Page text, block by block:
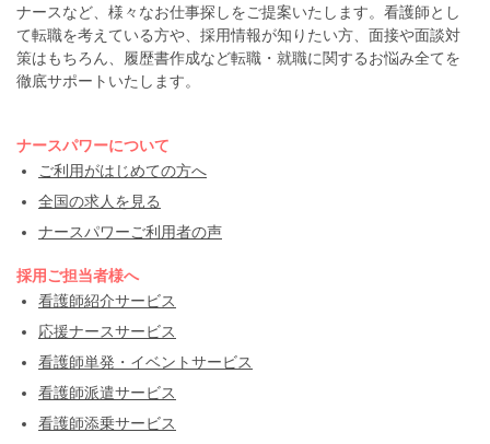
ナースなど、様々なお仕事探しをご提案いたします。看護師とし
て転職を考えている方や、採用情報が知りたい方、面接や面談対
策はもちろん、履歴書作成など転職・就職に関するお悩み全てを
徹底サポートいたします。
ナースパワーについて
ご利用がはじめての方へ
全国の求人を見る
ナースパワーご利用者の声
採用ご担当者様へ
看護師紹介サービス
応援ナースサービス
看護師単発・イベントサービス
看護師派遣サービス
看護師添乗サービス